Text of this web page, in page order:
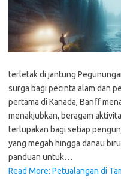
terletak di jantung
surga bagi pecinta alam dan
pertama di Kanada, Banff
menakjubkan, beragam
terlupakan bagi setiap
yang megah hingga danau
panduan untuk…
Read More: Petualangan di